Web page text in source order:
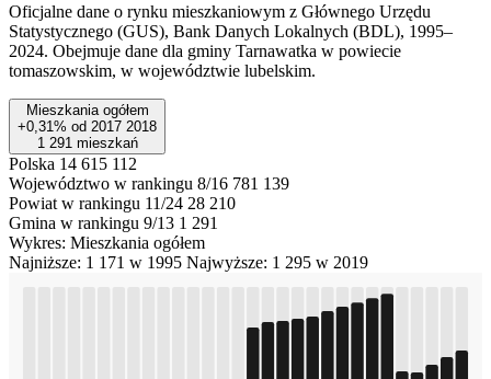
Oficjalne dane o rynku mieszkaniowym z Głównego Urzędu
Statystycznego (GUS), Bank Danych Lokalnych (BDL), 1995–
2024. Obejmuje dane dla gminy Tarnawatka w powiecie
tomaszowskim, w województwie lubelskim.
Mieszkania ogółem
+0,31% od 2017 2018
1 291 mieszkań
Polska 14 615 112
Województwo w rankingu 8/16 781 139
Powiat w rankingu 11/24 28 210
Gmina w rankingu 9/13 1 291
Wykres: Mieszkania ogółem
Najniższe: 1 171 w 1995 Najwyższe: 1 295 w 2019